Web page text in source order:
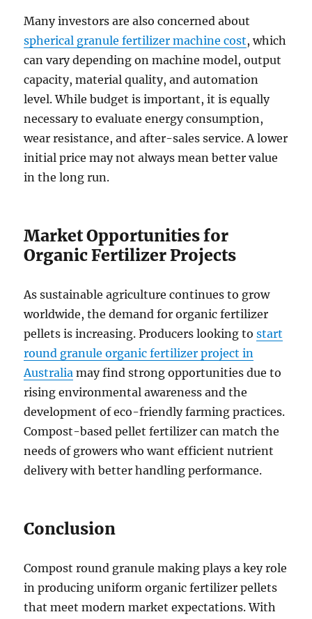
Many investors are also concerned about
spherical granule fertilizer machine cost, which
can vary depending on machine model, output
capacity, material quality, and automation
level. While budget is important, it is equally
necessary to evaluate energy consumption,
wear resistance, and after-sales service. A lower
initial price may not always mean better value
in the long run.
Market Opportunities for
Organic Fertilizer Projects
As sustainable agriculture continues to grow
worldwide, the demand for organic fertilizer
pellets is increasing. Producers looking tostart
round granule organic fertilizer project in
Australia may find strong opportunities due to
rising environmental awareness and the
development of eco-friendly farming practices.
Compost-based pellet fertilizer can match the
needs of growers who want efficient nutrient
delivery with better handling performance.
Conclusion
Compost round granule making plays a key role
in producing uniform organic fertilizer pellets
that meet modern market expectations. With